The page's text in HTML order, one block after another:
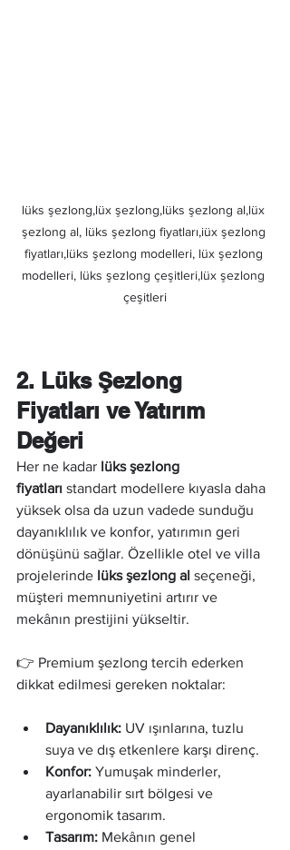
lüks şezlong,lüx şezlong,lüks şezlong al,lüx
şezlong al, lüks şezlong fiyatları,iüx şezlong
fiyatları,lüks şezlong modelleri, lüx şezlong
modelleri, lüks şezlong çeşitleri,lüx şezlong
çeşitleri
2. Lüks Şezlong
Fiyatları ve Yatırım
Değeri
Her ne kadar lüks şezlong
fiyatları standart modellere kıyasla daha
yüksek olsa da uzun vadede sunduğu
dayanıklılık ve konfor, yatırımın geri
dönüşünü sağlar. Özellikle otel ve villa
projelerinde lüks şezlong al seçeneği,
müşteri memnuniyetini artırır ve
mekânın prestijini yükseltir.
👉 Premium şezlong tercih ederken
dikkat edilmesi gereken noktalar:
Dayanıklılık: UV ışınlarına, tuzlu
suya ve dış etkenlere karşı direnç.
Konfor: Yumuşak minderler,
ayarlanabilir sırt bölgesi ve
ergonomik tasarım.
Tasarım: Mekânın genel